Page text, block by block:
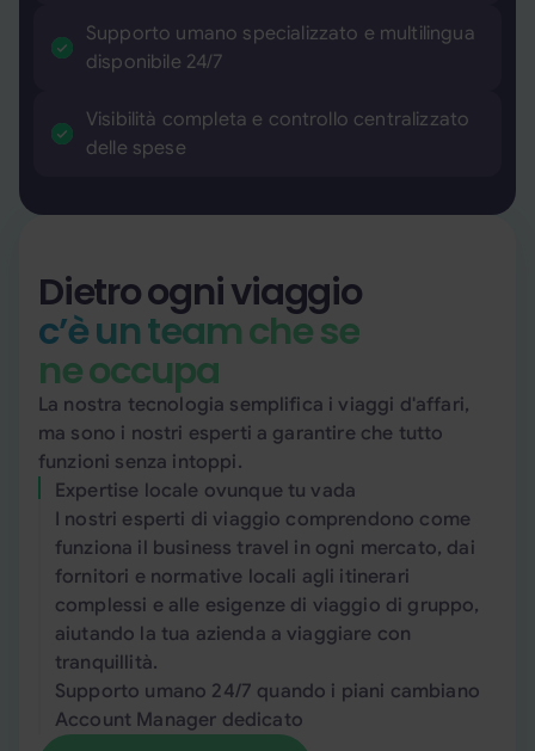
Supporto umano specializzato e multilingua
disponibile 24/7
Visibilità completa e controllo centralizzato
delle spese
Dietro ogni viaggio
c’è un team che se
ne occupa
La nostra tecnologia semplifica i viaggi d'affari,
ma sono i nostri esperti a garantire che tutto
funzioni senza intoppi.
Expertise locale ovunque tu vada
I nostri esperti di viaggio comprendono come
funziona il business travel in ogni mercato, dai
fornitori e normative locali agli itinerari
complessi e alle esigenze di viaggio di gruppo,
aiutando la tua azienda a viaggiare con
tranquillità.
Supporto umano 24/7 quando i piani cambiano
Account Manager dedicato